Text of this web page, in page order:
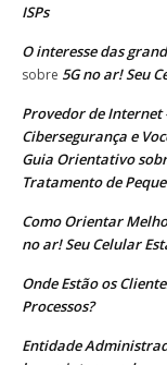
ISPs
O interesse das
sobre 5G no ar! Seu
Provedor de Internet
Cibersegurança e
Guia Orientativo
Tratamento de
Como Orientar
no ar! Seu Celular
Onde Estão os
Processos?
Entidade